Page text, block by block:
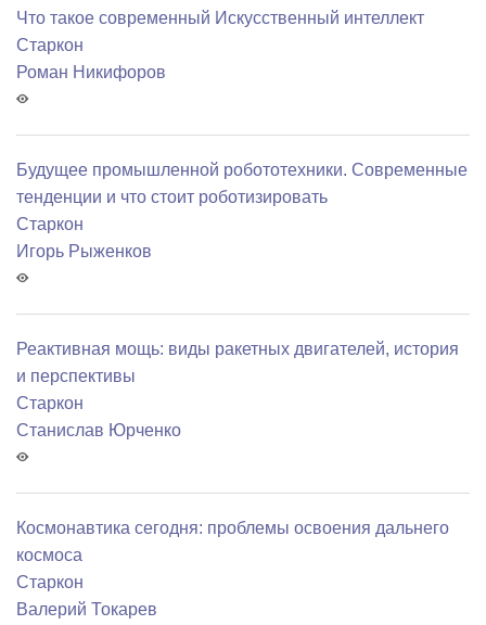
Что такое современный Искусственный интеллект
Старкон
Роман Никифоров
Будущее промышленной робототехники. Современные
тенденции и что стоит роботизировать
Старкон
Игорь Рыженков
Реактивная мощь: виды ракетных двигателей, история
и перспективы
Старкон
Станислав Юрченко
Космонавтика сегодня: проблемы освоения дальнего
космоса
Старкон
Валерий Токарев